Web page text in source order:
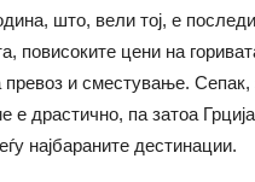
што, вели тој, е
повисоките цени на
и сместување.
е драстично, па затоа
најбараните дестинации.